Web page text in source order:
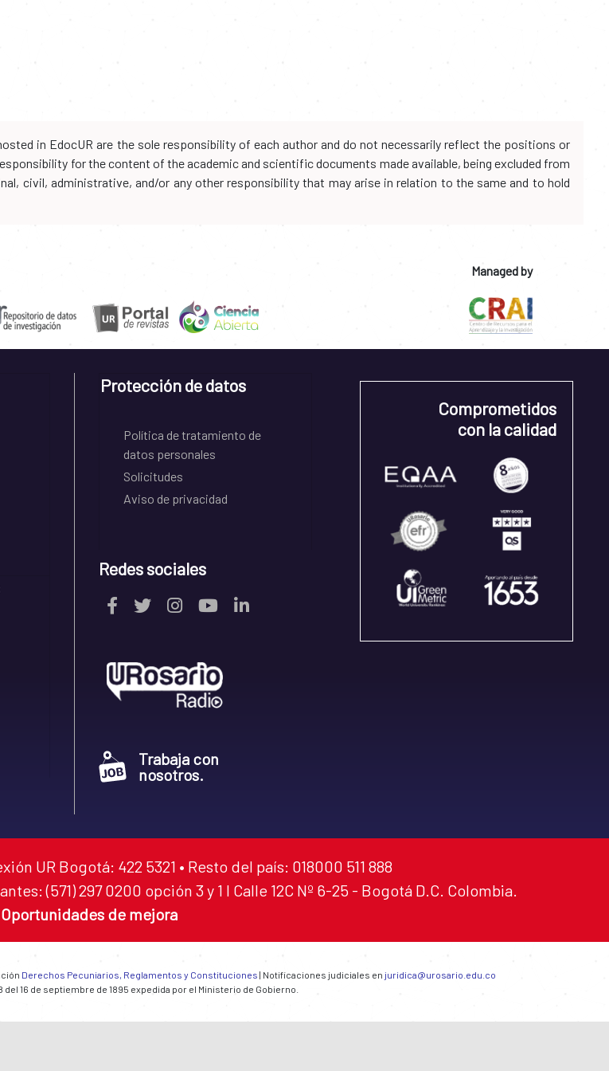
in EdocUR are the sole responsibility of each author and do not necessarily reflect the positions or
for the content of the academic and scientific documents made available, being excluded from
civil, administrative, and/or any other responsibility that may arise in relation to the same and to hold
Managed by
Protección de datos
Política de tratamiento de
datos personales
Solicitudes
Aviso de privacidad
Redes sociales
Trabaja con
nosotros.
Comprometidos
con la calidad
UR Bogotá: 422 5321 • Resto del país: 018000 511 888
(571) 297 0200 opción 3 y 1 I Calle 12C Nº 6-25 - Bogotá D.C. Colombia.
Oportunidades de mejora
Derechos Pecuniarios, Reglamentos y Constituciones | Notificaciones judiciales en juridica@urosario.edu.co
16 de septiembre de 1895 expedida por el Ministerio de Gobierno.